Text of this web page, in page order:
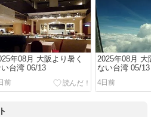
年08月 大阪より暑く
い台湾 06/13
前
2025年08月 大
ない台湾 05/13
4日前